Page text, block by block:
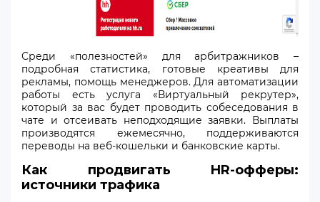
Среди «полезностей» для арбитражников –
подробная статистика, готовые креативы для
рекламы, помощь менеджеров. Для автоматизации
работы есть услуга «Виртуальный рекрутер»,
который за вас будет проводить собеседования в
чате и отсеивать неподходящие заявки. Выплаты
производятся ежемесячно, поддерживаются
переводы на веб-кошельки и банковские карты.
Как продвигать HR-офферы:
источники трафика